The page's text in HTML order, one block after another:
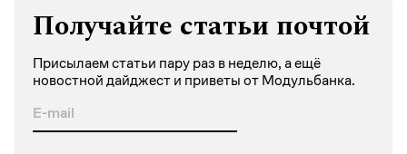
Получайте статьи почтой
Присылаем статьи пару раз в неделю, а ещё
новостной дайджест и приветы от Модульбанка.